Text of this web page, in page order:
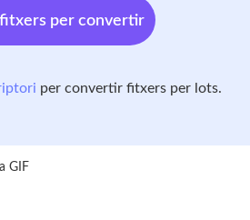
per convertir
per convertir fitxers per lots.
GIF